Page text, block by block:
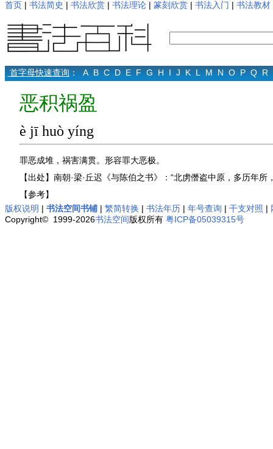
首页 | 书法简史 | 书法欣赏 | 书法理论 | 篆刻欣赏 | 书法入门 | 书法教材
首字母快速查询： A B C D E F G H I J K L M N O P Q R
恶积祸盈
è jī huò yíng
罪恶成堆，祸害满贯。形容罪大恶极。
【出处】南朝·梁·丘迟《与陈伯之书》：“北虏僭盗中原，多历年所
【参考】
版权说明 | 书法空间书铺 | 繁简转换 | 书法年历 | 年号查询 | 干支对照 |
Copyright© 1999-2026书法空间版权所有 粤ICP备05039315号